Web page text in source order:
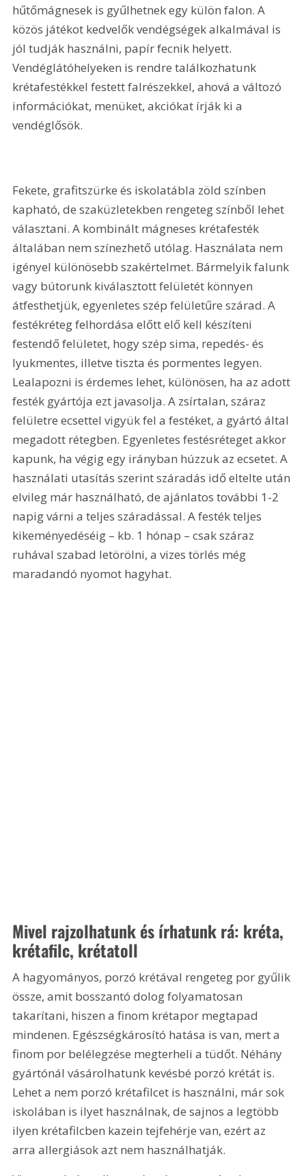
hűtőmágnesek is gyűlhetnek egy külön falon. A
közös játékot kedvelők vendégségek alkalmával is
jól tudják használni, papír fecnik helyett.
Vendéglátóhelyeken is rendre találkozhatunk
krétafestékkel festett falrészekkel, ahová a változó
információkat, menüket, akciókat írják ki a
vendéglősök.
Fekete, grafitszürke és iskolatábla zöld színben
kapható, de szaküzletekben rengeteg színből lehet
választani. A kombinált mágneses krétafesték
általában nem színezhető utólag. Használata nem
igényel különösebb szakértelmet. Bármelyik falunk
vagy bútorunk kiválasztott felületét könnyen
átfesthetjük, egyenletes szép felületűre szárad. A
festékréteg felhordása előtt elő kell készíteni
festendő felületet, hogy szép sima, repedés- és
lyukmentes, illetve tiszta és pormentes legyen.
Lealapozni is érdemes lehet, különösen, ha az adott
festék gyártója ezt javasolja. A zsírtalan, száraz
felületre ecsettel vigyük fel a festéket, a gyártó által
megadott rétegben. Egyenletes festésréteget akkor
kapunk, ha végig egy irányban húzzuk az ecsetet. A
használati utasítás szerint száradás idő eltelte után
elvileg már használható, de ajánlatos további 1-2
napig várni a teljes száradással. A festék teljes
kikeményedéséig – kb. 1 hónap – csak száraz
ruhával szabad letörölni, a vizes törlés még
maradandó nyomot hagyhat.
Mivel rajzolhatunk és írhatunk rá: kréta,
krétafilc, krétatoll
A hagyományos, porzó krétával rengeteg por gyűlik
össze, amit bosszantó dolog folyamatosan
takarítani, hiszen a finom krétapor megtapad
mindenen. Egészségkárosító hatása is van, mert a
finom por belélegzése megterheli a tüdőt. Néhány
gyártónál vásárolhatunk kevésbé porzó krétát is.
Lehet a nem porzó krétafilcet is használni, már sok
iskolában is ilyet használnak, de sajnos a legtöbb
ilyen krétafilcben kazein tejfehérje van, ezért az
arra allergiások azt nem használhatják.